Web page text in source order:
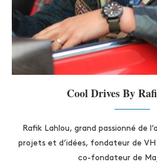
Cool Drives By
Rafik Lahlou, grand passionné de
projets et d’idées, fondateur de
co-fondateur de